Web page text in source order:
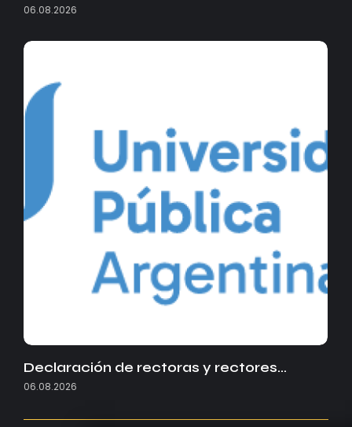
06.08.2026
Declaración de rectoras y rectores…
06.08.2026